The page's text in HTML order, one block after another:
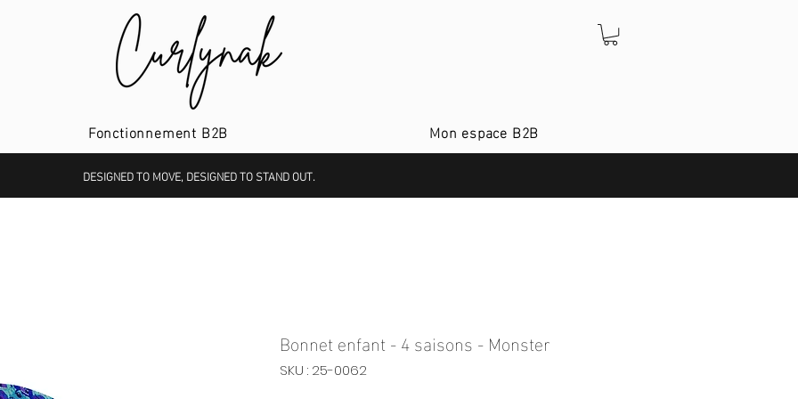
Fonctionnement B2B Mon espace B2B
DESIGNED TO MOVE, DESIGNED TO STAND OUT.
Bonnet enfant - 4 saisons - Monster
SKU : 25-0062